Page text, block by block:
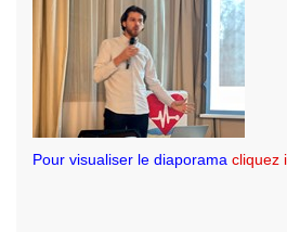
Pour visualiser le diaporama cliquez